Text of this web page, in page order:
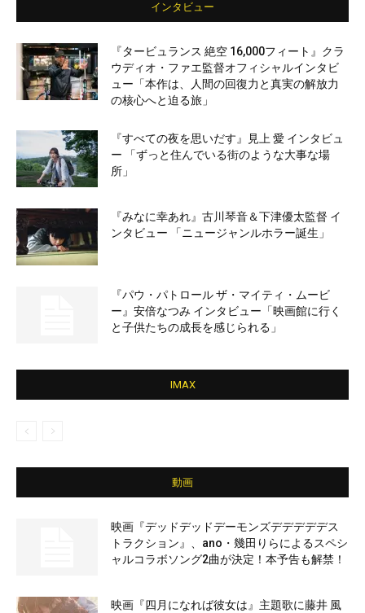
インタビュー
『タービュランス 絶空 16,000フィート』クラ
ウディオ・ファエ監督オフィシャルインタビ
ュー「本作は、人間の回復力と真実の解放力
の核心へと迫る旅」
『すべての夜を思いだす』見上 愛 インタビュ
ー 「ずっと住んでいる街のような大事な場
所」
『みなに幸あれ』古川琴音＆下津優太監督 イ
ンタビュー 「ニュージャンルホラー誕生」
『パウ・パトロール ザ・マイティ・ムービ
ー』安倍なつみ インタビュー「映画館に行く
と子供たちの成長を感じられる」
IMAX
動画
映画『デッドデッドデーモンズデデデデデス
トラクション』、ano・幾田りらによるスペシ
ャルコラボソング2曲が決定！本予告も解禁！
映画『四月になれば彼女は』主題歌に藤井 風